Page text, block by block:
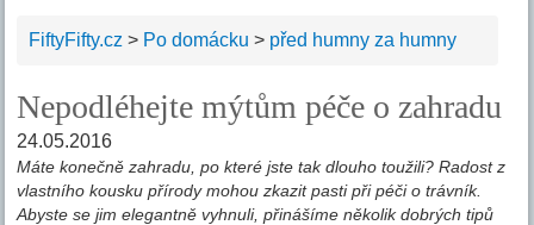
FiftyFifty.cz > Po domácku > před humny za humny
Nepodléhejte mýtům péče o zahradu
24.05.2016
Máte konečně zahradu, po které jste tak dlouho toužili? Radost z
vlastního kousku přírody mohou zkazit pasti při péči o trávník.
Abyste se jim elegantně vyhnuli, přinášíme několik dobrých tipů